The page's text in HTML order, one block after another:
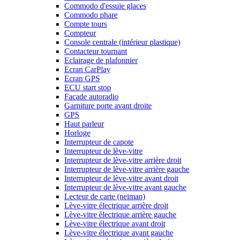
Commodo d'essuie glaces
Commodo phare
Compte tours
Compteur
Console centrale (intérieur plastique)
Contacteur tournant
Eclairage de plafonnier
Ecran CarPlay
Ecran GPS
ECU start stop
Facade autoradio
Garniture porte avant droite
GPS
Haut parleur
Horloge
Interrupteur de capote
Interrupteur de lève-vitre
Interrupteur de lève-vitre arrière droit
Interrupteur de lève-vitre arrière gauche
Interrupteur de lève-vitre avant droit
Interrupteur de lève-vitre avant gauche
Lecteur de carte (neiman)
Lève-vitre électrique arrière droit
Lève-vitre électrique arrière gauche
Lève-vitre électrique avant droit
Lève-vitre électrique avant gauche